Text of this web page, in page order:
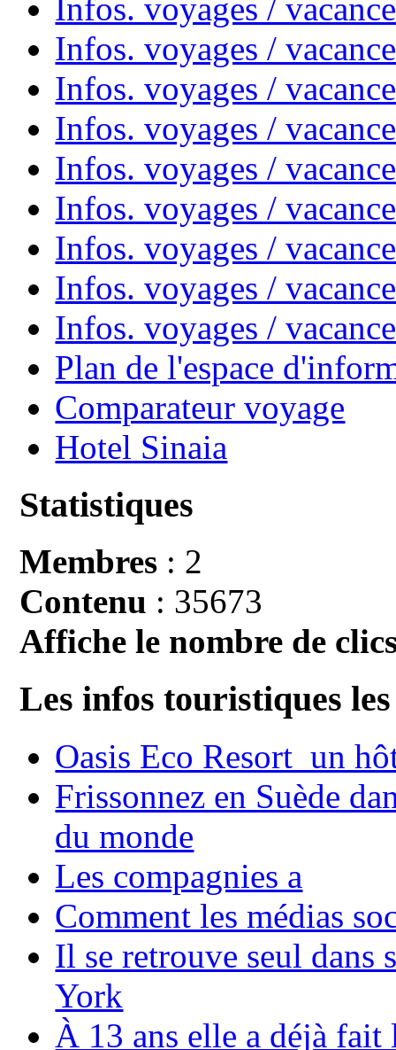
Infos. voyages /
Infos. voyages /
Infos. voyages /
Infos. voyages /
Infos. voyages /
Infos. voyages /
Infos. voyages /
Infos. voyages /
Infos. voyages /
Plan de l'espace
Comparateur voyage
Hotel Sinaia
Statistiques
Membres : 2
Contenu : 35673
Affiche le nombre de
Les infos touristiques
Oasis Eco Resort un
Frissonnez en Suède
du monde
Les compagnies a
Comment les médias
Il se retrouve seul dans
York
À 13 ans elle a déjà